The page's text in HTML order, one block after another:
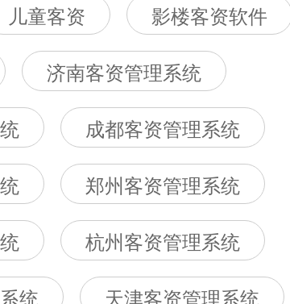
儿童客资
影楼客资软件
济南客资管理系统
成都客资管理系统
郑州客资管理系统
杭州客资管理系统
统
天津客资管理系统